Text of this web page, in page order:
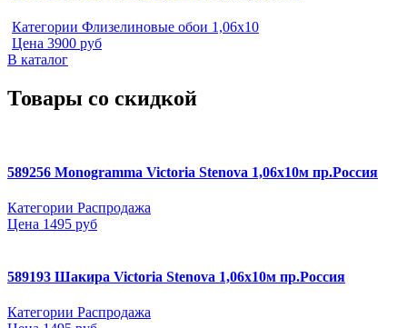
Категории Флизелиновые обои 1,06х10
Цена 3900 руб
В каталог
Товары со скидкой
589256 Monogramma Victoria Stenova 1,06х10м пр.Россия
Категории Распродажа
Цена 1495 руб
589193 Шакира Victoria Stenova 1,06х10м пр.Россия
Категории Распродажа